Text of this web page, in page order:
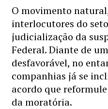
O movimento
interlocutores do
judicialização da
Federal. Diante de
desfavorável, no
companhias já se
acordo que
da moratória.